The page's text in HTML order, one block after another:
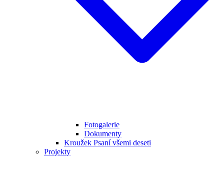
Fotogalerie
Dokumenty
Kroužek Psaní všemi deseti
Projekty